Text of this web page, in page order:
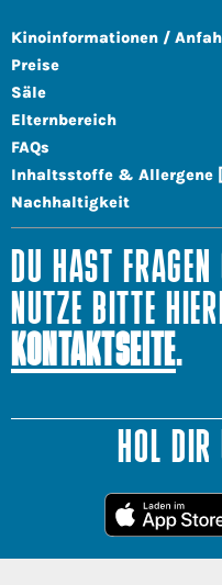
Kinoinformationen /
Preise
Säle
Elternbereich
FAQs
Inhaltsstoffe & Allergene
Nachhaltigkeit
DU HAST FRAGEN
NUTZE BITTE
KONTAKTSEITE.
HOL DIR